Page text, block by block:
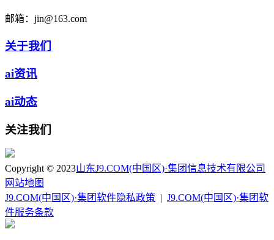
邮箱： jin@163.com
关于我们
ai资讯
ai动态
关注我们
Copyright © 2023山东J9.COM(中国区)·集团信息技术有限公司
网站地图
J9.COM(中国区)·集团软件隐私政策
J9.COM(中国区)·集团软
件服务条款